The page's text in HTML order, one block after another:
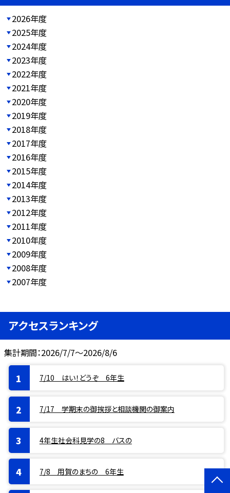
2026年度
2025年度
2024年度
2023年度
2022年度
2021年度
2020年度
2019年度
2018年度
2017年度
2016年度
2015年度
2014年度
2013年度
2012年度
2011年度
2010年度
2009年度
2008年度
2007年度
アクセスランキング
集計期間：2026/7/7～2026/8/6
7/10 はい！どうぞ 6年生
7/17 学期末の御挨拶と相談機関の御案内
4年生社会科見学の8 バスの
7/8 用賀のまちの 6年生